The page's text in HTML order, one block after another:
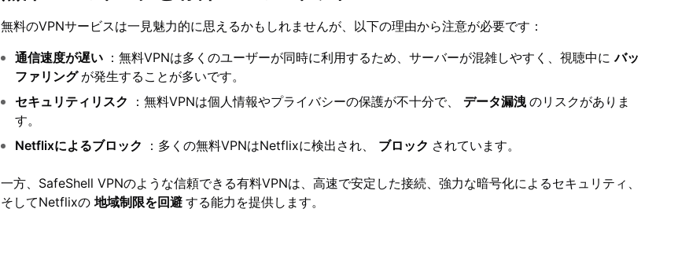
無料のVPNサービスは一見魅力的に思えるかもしれませんが、以下の理由から注意が必要です：
通信速度が遅い ：無料VPNは多くのユーザーが同時に利用するため、サーバーが混雑しやすく、視聴中にバッ
ファリング が発生することが多いです。
セキュリティリスク
：無料VPNは個人情報やプライバシーの保護が不十分で、データ漏洩のリスクがありま
す。
Netflixによるブロック
：多くの無料VPNはNetflixに検出され、 ブロック されています。
一方、SafeShell VPNのような信頼できる有料VPNは、高速で安定した接続、強力な暗号化によるセキュリティ、
そしてNetflixの地域制限を回避する能力を提供します。